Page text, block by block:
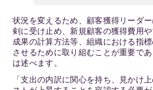
状況を変えるため、顧客獲得リーダ
剣に受け止め、新規顧客の獲得費用
成果の計算方法等、組織における指
させるために取り組むことが重要で
は述べます。
「支出の内訳に関心を持ち、見かけ